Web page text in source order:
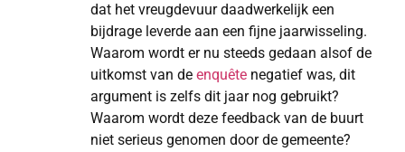
dat het vreugdevuur daadwerkelijk een
bijdrage leverde aan een fijne jaarwisseling.
Waarom wordt er nu steeds gedaan alsof de
uitkomst van de enquête negatief was, dit
argument is zelfs dit jaar nog gebruikt?
Waarom wordt deze feedback van de buurt
niet serieus genomen door de gemeente?